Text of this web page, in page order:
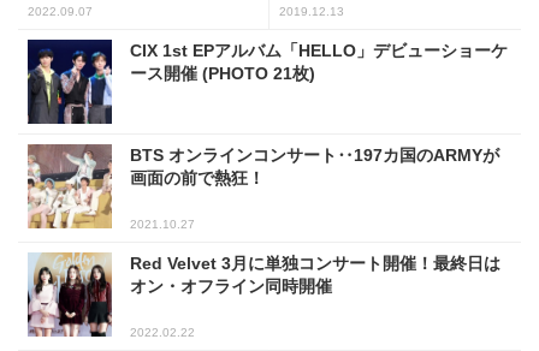
2022.09.07 2019.12.13
CIX 1st EPアルバム「HELLO」デビューショーケ
ース開催 (PHOTO 21枚)
BTS オンラインコンサート‥197カ国のARMYが
画面の前で熱狂！
2021.10.27
Red Velvet 3月に単独コンサート開催！最終日は
オン・オフライン同時開催
2022.02.22